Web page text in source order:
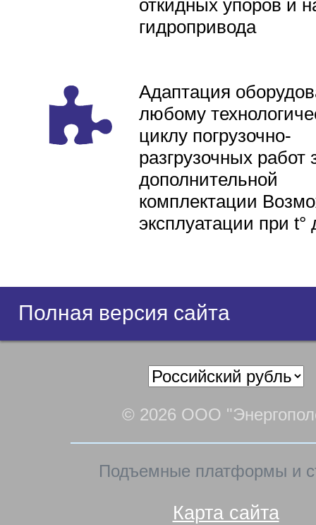
откидных упоров и
гидропривода
Адаптация
любому
циклу погрузочно-
разгрузочных работ
дополнительной
комплектации
эксплуатации при t°
Полная версия сайта
© 2026 ООО
Подъемные платформы и
Карта сайта